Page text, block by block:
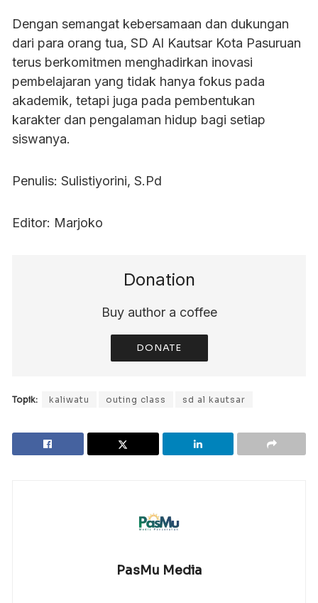
Dengan semangat kebersamaan dan dukungan
dari para orang tua, SD Al Kautsar Kota Pasuruan
terus berkomitmen menghadirkan inovasi
pembelajaran yang tidak hanya fokus pada
akademik, tetapi juga pada pembentukan
karakter dan pengalaman hidup bagi setiap
siswanya.
Penulis: Sulistiyorini, S.Pd
Editor: Marjoko
Donation
Buy author a coffee
DONATE
Topik: kaliwatu outing class sd al kautsar
PasMu Media